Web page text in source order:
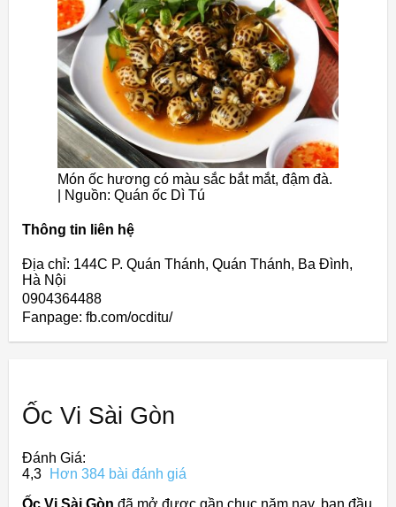
Món ốc hương có màu sắc bắt mắt, đậm đà.
| Nguồn: Quán ốc Dì Tú
Thông tin liên hệ
Địa chỉ: 144C P. Quán Thánh, Quán Thánh, Ba Đình,
Hà Nội
0904364488
Fanpage: fb.com/ocditu/
Ốc Vi Sài Gòn
Đánh Giá:
4,3
Hơn 384 bài đánh giá